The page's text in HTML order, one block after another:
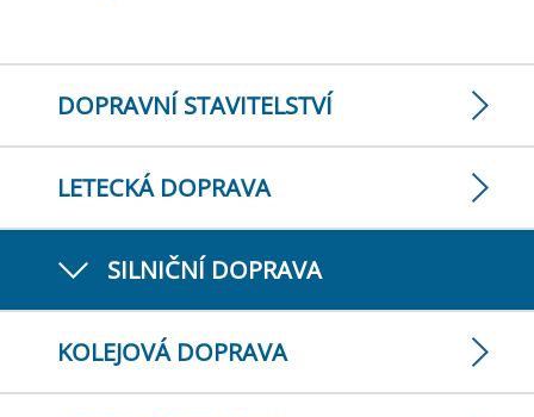
DOPRAVNÍ STAVITELSTVÍ
LETECKÁ DOPRAVA
SILNIČNÍ DOPRAVA
KOLEJOVÁ DOPRAVA